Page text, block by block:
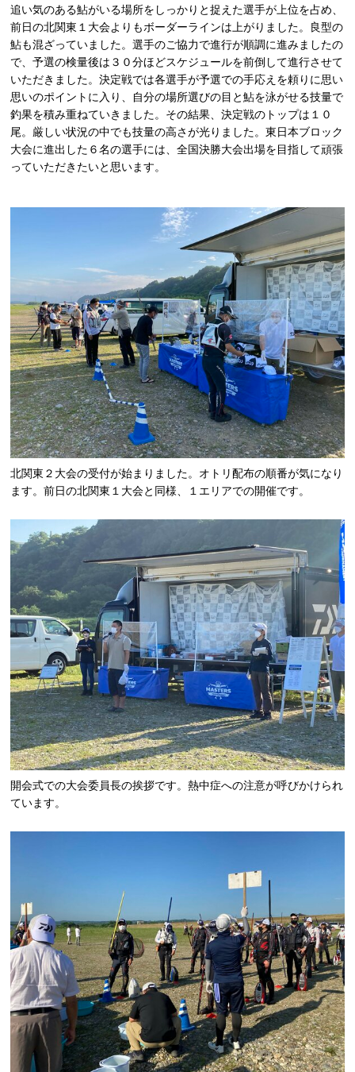
追い気のある鮎がいる場所をしっかりと捉えた選手が上位を占め、
前日の北関東１大会よりもボーダーラインは上がりました。良型の
鮎も混ざっていました。選手のご協力で進行が順調に進みましたの
で、予選の検量後は３０分ほどスケジュールを前倒して進行させて
いただきました。決定戦では各選手が予選での手応えを頼りに思い
思いのポイントに入り、自分の場所選びの目と鮎を泳がせる技量で
釣果を積み重ねていきました。その結果、決定戦のトップは１０
尾。厳しい状況の中でも技量の高さが光りました。東日本ブロック
大会に進出した６名の選手には、全国決勝大会出場を目指して頑張
っていただきたいと思います。
北関東２大会の受付が始まりました。オトリ配布の順番が気になり
ます。前日の北関東１大会と同様、１エリアでの開催です。
開会式での大会委員長の挨拶です。熱中症への注意が呼びかけられ
ています。